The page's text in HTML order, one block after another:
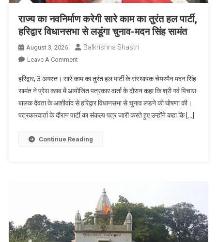
राज्य का नवनिर्माण करेगी सारे काम का तुरंत हल पार्टी,
हरिद्वार विधानसभा से लडूंगा चुनाव-मदन सिंह सामंत
August 3, 2026 Balkrishna Shastri
Leave A CommentOn
का
नवनिर्माण
करेगी
सारे
का
लडूंगा
चुनाव-
मदन
हरिद्वार, 3 अगस्त। सारे काम का तुरंत हल पार्टी के संस्थापक चेयरमैन मदन सिंह
सामंत ने प्रेस क्लब में आयोजित पत्रकार वार्ता के दौरान कहा कि श्री गर्व पिचास
बालक देवता के आशीर्वाद से हरिद्वार विधानसभा से चुनाव लडने की घोषणा की।
पत्रकारवार्ता के दौरान पार्टी का संकल्प पत्र जारी करते हुए उन्होंने कहा कि […]
Continue Reading